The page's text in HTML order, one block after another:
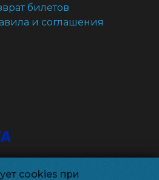
cookies при
билетов
и соглашения